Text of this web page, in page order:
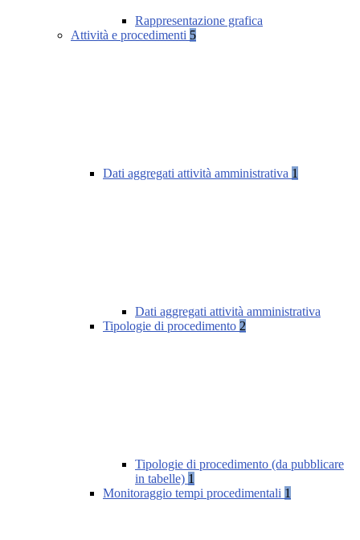
Rappresentazione grafica
Attività e procedimenti 5
Dati aggregati attività amministrativa 1
Dati aggregati attività amministrativa
Tipologie di procedimento 2
Tipologie di procedimento (da pubblicare
in tabelle) 1
Monitoraggio tempi procedimentali 1